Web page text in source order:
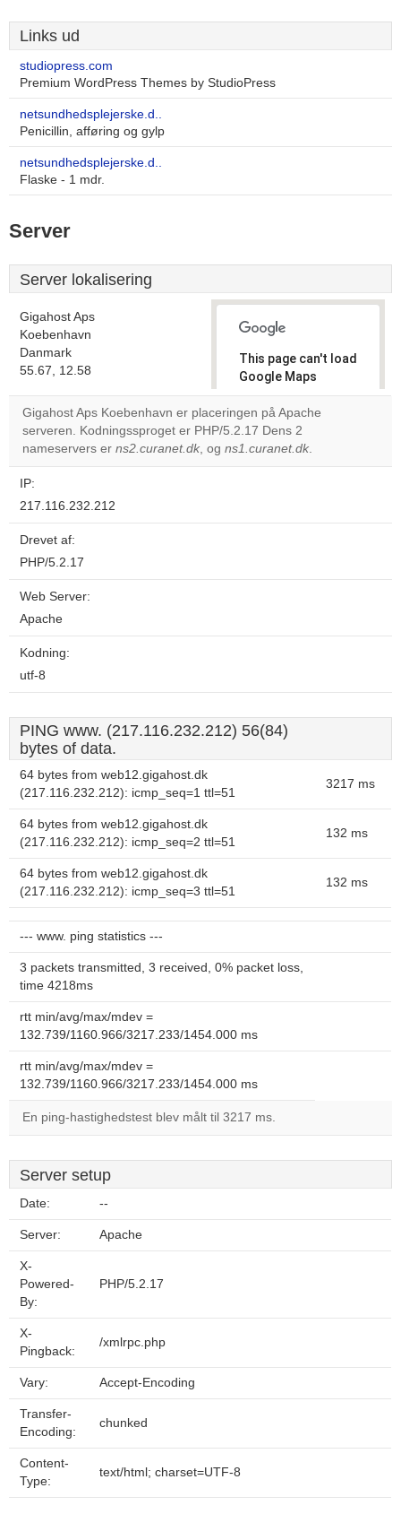
Links ud
studiopress.com
Premium WordPress Themes by StudioPress
netsundhedsplejerske.d..
Penicillin, afføring og gylp
netsundhedsplejerske.d..
Flaske - 1 mdr.
Server
Server lokalisering
Gigahost Aps
Koebenhavn
Danmark
55.67, 12.58
This page can't load
Google Maps
correctly.
Do you
own this
Gigahost Aps Koebenhavn er placeringen på Apache
serveren. Kodningssproget er PHP/5.2.17 Dens 2
nameservers er ns2.curanet.dk, og ns1.curanet.dk.
IP:
217.116.232.212
Drevet af:
PHP/5.2.17
Web Server:
Apache
Kodning:
utf-8
PING www. (217.116.232.212) 56(84)
bytes of data.
64 bytes from web12.gigahost.dk
(217.116.232.212): icmp_seq=1 ttl=51
3217 ms
64 bytes from web12.gigahost.dk
(217.116.232.212): icmp_seq=2 ttl=51
132 ms
64 bytes from web12.gigahost.dk
(217.116.232.212): icmp_seq=3 ttl=51
132 ms
--- www. ping statistics ---
3 packets transmitted, 3 received, 0% packet loss,
time 4218ms
rtt min/avg/max/mdev =
132.739/1160.966/3217.233/1454.000 ms
rtt min/avg/max/mdev =
132.739/1160.966/3217.233/1454.000 ms
En ping-hastighedstest blev målt til 3217 ms.
Server setup
Date: --
Server: Apache
X-
Powered-
By:
PHP/5.2.17
X-
Pingback:
/xmlrpc.php
Vary: Accept-Encoding
Transfer-
Encoding:
chunked
Content-
Type:
text/html; charset=UTF-8